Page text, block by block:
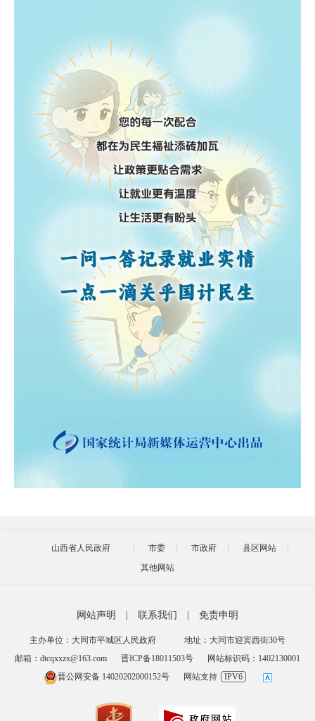
山西省人民政府 市委 市政府
县区网站
其他网站
网站声明 联系我们 免责申明
主办单位：大同市平城区人民政府
地址：大同市迎宾西街30号
邮箱：dtcqxxzx@163.com
晋ICP备18011503号
网站标识码：1402130001
晋公网安备 14020202000152号
网站支持 IPV6